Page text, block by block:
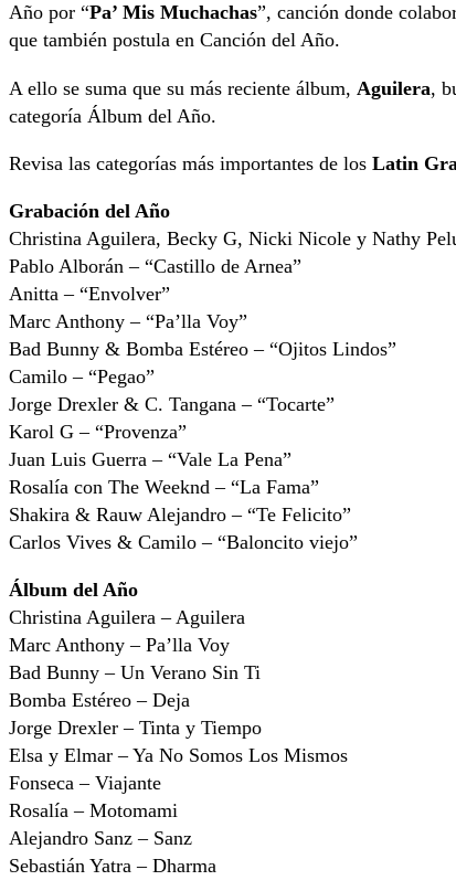
Año por “Pa’ Mis Muchachas”, canción donde
que también postula en Canción del Año.
A ello se suma que su más reciente álbum, Aguilera,
categoría Álbum del Año.
Revisa las categorías más importantes de los Latin
Grabación del Año
Christina Aguilera, Becky G, Nicki Nicole y Nathy
Pablo Alborán – “Castillo de Arnea”
Anitta – “Envolver”
Marc Anthony – “Pa’lla Voy”
Bad Bunny & Bomba Estéreo – “Ojitos Lindos”
Camilo – “Pegao”
Jorge Drexler & C. Tangana – “Tocarte”
Karol G – “Provenza”
Juan Luis Guerra – “Vale La Pena”
Rosalía con The Weeknd – “La Fama”
Shakira & Rauw Alejandro – “Te Felicito”
Carlos Vives & Camilo – “Baloncito viejo”
Álbum del Año
Christina Aguilera – Aguilera
Marc Anthony – Pa’lla Voy
Bad Bunny – Un Verano Sin Ti
Bomba Estéreo – Deja
Jorge Drexler – Tinta y Tiempo
Elsa y Elmar – Ya No Somos Los Mismos
Fonseca – Viajante
Rosalía – Motomami
Alejandro Sanz – Sanz
Sebastián Yatra – Dharma